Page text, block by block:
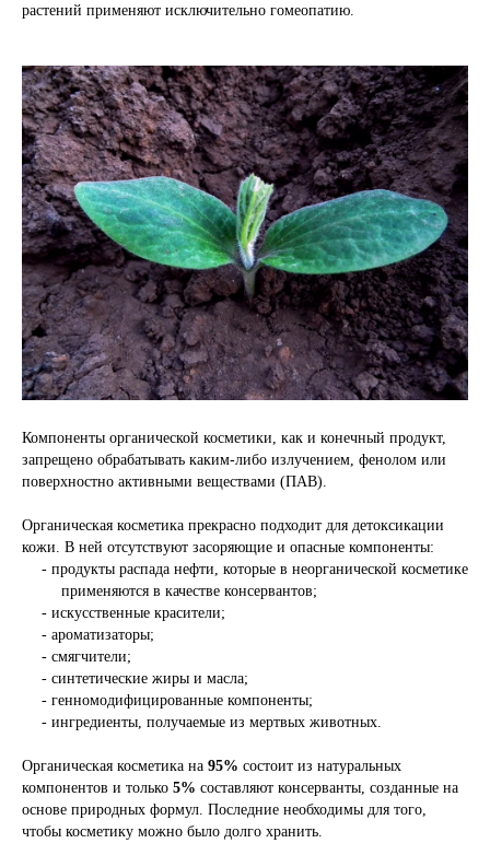
растений применяют исключительно гомеопатию.
Компоненты органической косметики, как и конечный продукт,
запрещено обрабатывать каким-либо излучением, фенолом или
поверхностно активными веществами (ПАВ).
Органическая косметика прекрасно подходит для детоксикации
кожи. В ней отсутствуют засоряющие и опасные компоненты:
- продукты распада нефти, которые в неорганической косметике
применяются в качестве консервантов;
- искусственные красители;
- ароматизаторы;
- смягчители;
- синтетические жиры и масла;
- генномодифицированные компоненты;
- ингредиенты, получаемые из мертвых животных.
Органическая косметика на 95% состоит из натуральных
компонентов и только 5% составляют консерванты, созданные на
основе природных формул. Последние необходимы для того,
чтобы косметику можно было долго хранить.